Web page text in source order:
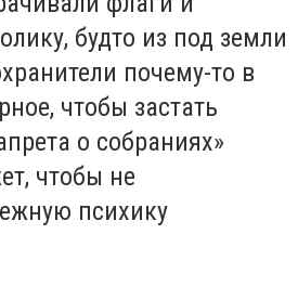
будто из под земли
почему-то в
чтобы застать
о собраниях»
чтобы не
психику